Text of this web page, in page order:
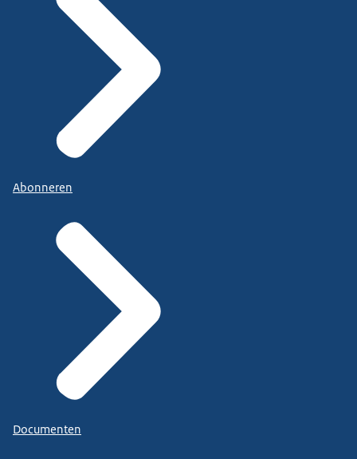
Abonneren
Documenten